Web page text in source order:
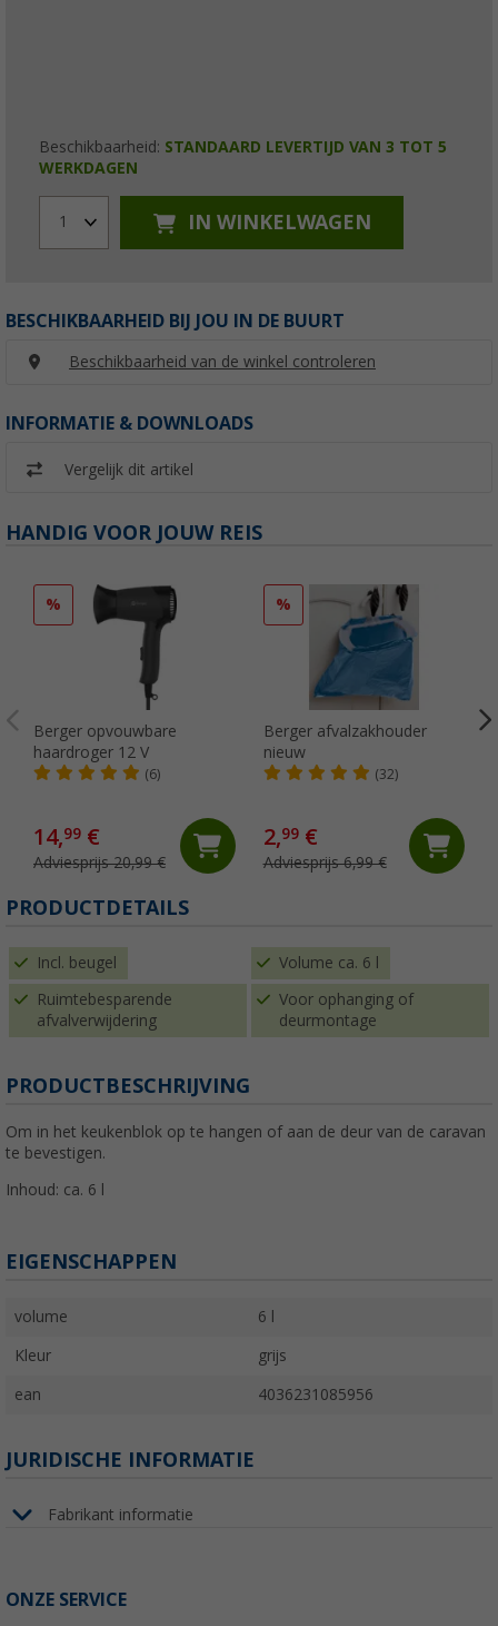
Beschikbaarheid: STANDAARD LEVERTIJD VAN 3 TOT 5
WERKDAGEN
1 IN WINKELWAGEN
BESCHIKBAARHEID BIJ JOU IN DE BUURT
Beschikbaarheid van de winkel controleren
INFORMATIE & DOWNLOADS
Vergelijk dit artikel
HANDIG VOOR JOUW REIS
%
Berger opvouwbare
haardroger 12 V
(6)
14,99 €
Adviesprijs 20,99 €
%
Berger afvalzakhouder
nieuw
(32)
2,99€
Adviesprijs 6,99 €
PRODUCTDETAILS
Incl. beugel Volume ca. 6 l
Ruimtebesparende
afvalverwijdering
Voor ophanging of
deurmontage
PRODUCTBESCHRIJVING
Om in het keukenblok op te hangen of aan de deur van de caravan
te bevestigen.
Inhoud: ca. 6 l
EIGENSCHAPPEN
volume 6 l
Kleur grijs
ean 4036231085956
JURIDISCHE INFORMATIE
Fabrikant informatie
ONZE SERVICE